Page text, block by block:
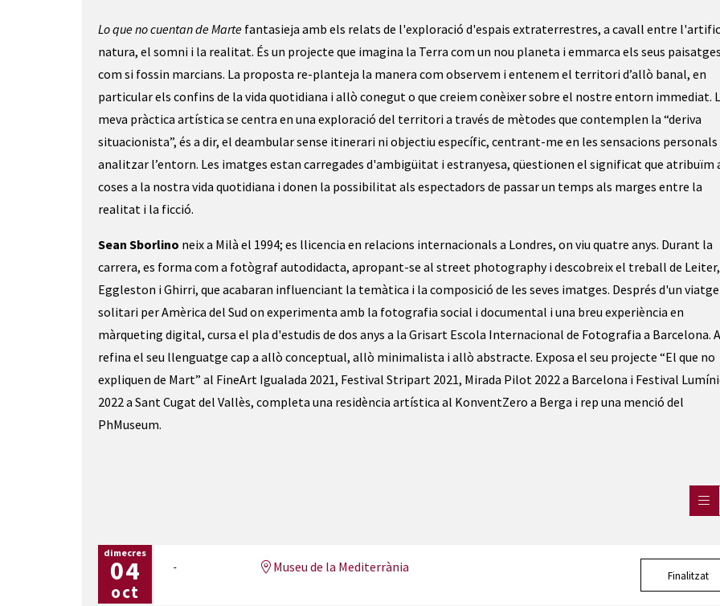
Lo que no cuentande Marte fantasieja amb els relats de l'exploració d'espais extraterrestres, a cavall entre
natura, el somni i la realitat. És un projecte que imagina la Terra com un nou planeta i emmarca els seus paisatges
com si fossin marcians. La proposta re-planteja la manera com observem i entenem el territori d’allò banal, en
particular els confins de la vida quotidiana i allò conegut o que creiem conèixer sobre el nostre entorn immediat.
meva pràctica artística se centra en una exploració del territori a través de mètodes que contemplen la “deriva
situacionista”, és a dir, el deambular sense itinerari ni objectiu específic, centrant-me en les sensacions
analitzar l’entorn. Les imatges estan carregades d'ambigüitat i estranyesa, qüestionen el significat que atribuïm
coses a la nostra vida quotidiana i donen la possibilitat als espectadors de passar un temps als marges entre la
realitat i la ficció.
Sean Sborlino neix a Milà el 1994; es llicencia en relacions internacionals a Londres, on viu quatre anys. Durant la
carrera, es forma com a fotògraf autodidacta, apropant-se al street photography i descobreix el treball de Leiter,
Eggleston i Ghirri, que acabaran influenciant la temàtica i la composició de les seves imatges. Després d'un
solitari per Amèrica del Sud on experimenta amb la fotografia social i documental i una breu experiència en
màrqueting digital, cursa el pla d'estudis de dos anys a la Grisart Escola Internacional de Fotografia a Barcelona.
refina el seu llenguatge cap a allò conceptual, allò minimalista i allò abstracte. Exposa el seu projecte “El que no
expliquen de Mart” al FineArt Igualada 2021, Festival Stripart 2021, Mirada Pilot 2022 a Barcelona i Festival
2022 a Sant Cugat del Vallès, completa una residència artística al KonventZero a Berga i rep una menció del
PhMuseum.
dimecres
04
oct
Museu de la Mediterrània
Finalitzat